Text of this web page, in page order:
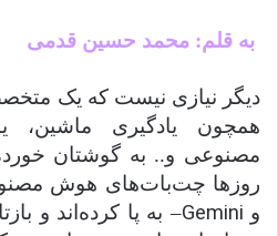
به قلم: محمد حسین قدمی
دیگر نیازی نیست که یک
همچون یادگیری ماشین،
مصنوعی و.. به گوشتان
روزها چت‌بات‌های هوش
و Gemini– به پا کرده‌اند و